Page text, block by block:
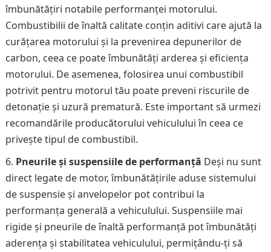
îmbunătățiri notabile performanței motorului.
Combustibilii de înaltă calitate conțin aditivi care ajută la
curățarea motorului și la prevenirea depunerilor de
carbon, ceea ce poate îmbunătăți arderea și eficiența
motorului. De asemenea, folosirea unui combustibil
potrivit pentru motorul tău poate preveni riscurile de
detonație și uzură prematură. Este important să urmezi
recomandările producătorului vehiculului în ceea ce
privește tipul de combustibil.
Pneurile și suspensiile de performanță Deși nu sunt
direct legate de motor, îmbunătățirile aduse sistemului
de suspensie și anvelopelor pot contribui la
performanța generală a vehiculului. Suspensiile mai
rigide și pneurile de înaltă performanță pot îmbunătăți
aderența și stabilitatea vehiculului, permițându-ți să